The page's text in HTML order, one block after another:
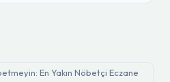
En Yakın Nöbetçi Eczane